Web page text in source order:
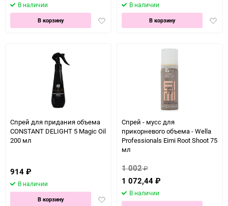
В наличии
Добавить
В корзину
В наличии
В корзину
Спрей для придания объема
CONSTANT DELIGHT 5 Magic Oil
200 мл
914 ₽
В наличии
Добавить
В корзину
Спрей - мусс для
прикорневого объема - Wella
Professionals Eimi Root Shoot 75
мл
1 002₽
1 072,44 ₽
В наличии